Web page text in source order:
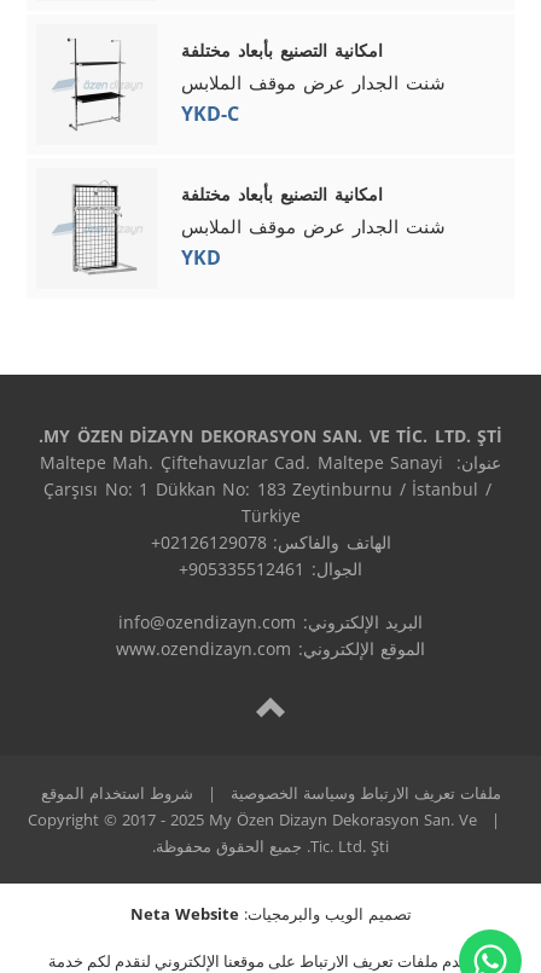
امكانية التصنيع بأبعاد مختلفة
شنت الجدار عرض موقف الملابس
YKD-C
امكانية التصنيع بأبعاد مختلفة
شنت الجدار عرض موقف الملابس
YKD
MY ÖZEN DİZAYN DEKORASYON SAN. VE TİC. LTD. ŞTİ.
عنوان: Maltepe Mah. Çiftehavuzlar Cad. Maltepe Sanayi
Çarşısı No: 1 Dükkan No: 183 Zeytinburnu / İstanbul /
الجوال: 905335512461+
البريد الإلكتروني: info@ozendizayn.com
الموقع الإلكتروني: www.ozendizayn.com
ملفات تعريف الارتباط وسياسة الخصوصية |
شروط استخدام الموقع
|
Copyright © 2017 - 2025 My Özen Dizayn Dekorasyon San. Ve
Tic. Ltd. Şti. جميع الحقوق محفوظة.
تصميم الويب والبرمجيات:Neta Website
نستخدم ملفات تعريف الارتباط على موقعنا الإلكتروني لنقدم لكم خدمة